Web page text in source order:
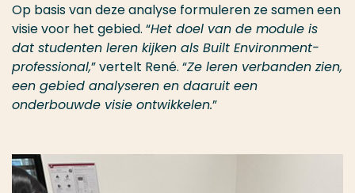
Op basis van deze analyse formuleren ze samen een
visie voor het gebied. “Het doel van de module is
dat studenten leren kijken als Built Environment-
professional,” vertelt René. “Ze leren verbanden zien,
een gebied analyseren en daaruit een
onderbouwde visie ontwikkelen.”